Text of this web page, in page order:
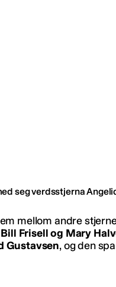
seg verdsstjerna
mellom andre
Bill Frisell og Mary
Gustavsen, og den